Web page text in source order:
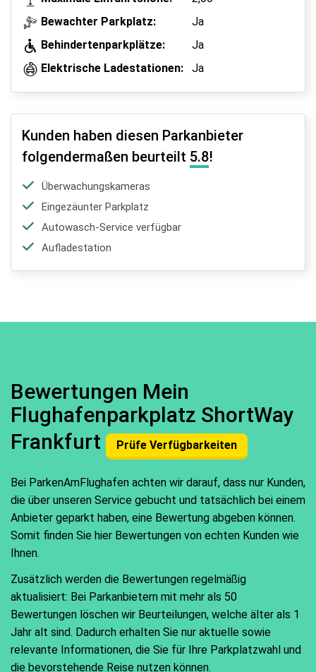
Bewachter Parkplatz:
Ja
Behindertenparkplätze:
Ja
Elektrische Ladestationen:
Ja
Kunden haben diesen Parkanbieter
folgendermaßen beurteilt 5.8!
Überwachungskameras
Eingezäunter Parkplatz
Autowasch-Service verfügbar
Aufladestation
Bewertungen Mein
Flughafenparkplatz ShortWay
Frankfurt
Prüfe Verfügbarkeiten
Bei ParkenAmFlughafen achten wir darauf, dass nur Kunden,
die über unseren Service gebucht und tatsächlich bei einem
Anbieter geparkt haben, eine Bewertung abgeben können.
Somit finden Sie hier Bewertungen von echten Kunden wie
Ihnen.
Zusätzlich werden die Bewertungen regelmäßig
aktualisiert: Bei Parkanbietern mit mehr als 50
Bewertungen löschen wir Beurteilungen, welche älter als 1
Jahr alt sind. Dadurch erhalten Sie nur aktuelle sowie
relevante Informationen, die Sie für Ihre Parkplatzwahl und
die bevorstehende Reise nutzen können.